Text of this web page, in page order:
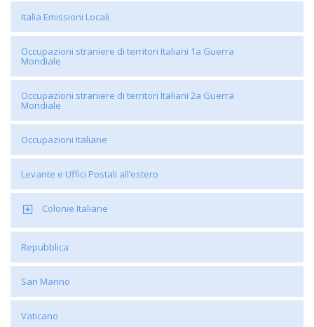
Italia Emissioni Locali
Occupazioni straniere di territori Italiani 1a Guerra
Mondiale
Occupazioni straniere di territori Italiani 2a Guerra
Mondiale
Occupazioni Italiane
Levante e Uffici Postali all’estero
Colonie Italiane
Repubblica
San Marino
Vaticano